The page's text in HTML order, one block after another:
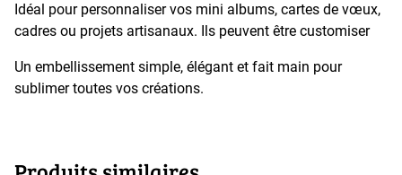
Idéal pour personnaliser vos mini albums, cartes de vœux,
cadres ou projets artisanaux. Ils peuvent être customiser
Un embellissement simple, élégant et fait main pour
sublimer toutes vos créations.